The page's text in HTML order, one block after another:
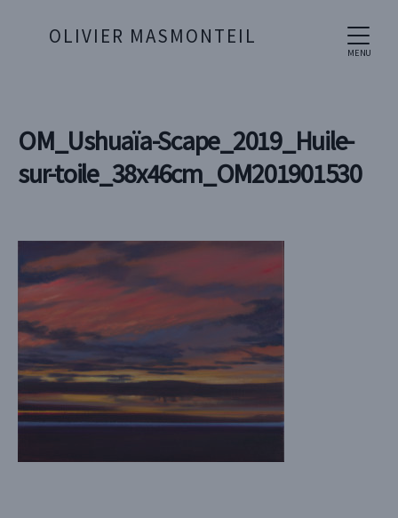
MENU
OLIVIER MASMONTEIL
OM_Ushuaïa-Scape_2019_Huile-
sur-toile_38x46cm_OM201901530